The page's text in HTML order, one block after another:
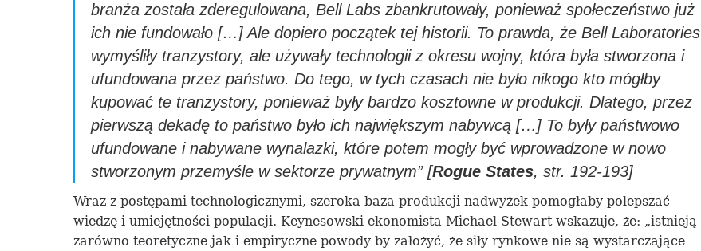
branża została zderegulowana, Bell Labs zbankrutowały, ponieważ społeczeństwo już
ich nie fundowało […]Ale dopiero początek tejhistorii. To prawda, że Bell Laboratories
wymyśliły tranzystory, ale używały technologii z okresu wojny, która była stworzona i
ufundowana przez państwo. Do tego, w tych czasach nie było nikogo kto mógłby
kupować te tranzystory, ponieważ były bardzo kosztowne wprodukcji. Dlatego, przez
pierwszą dekadę to państwo było ich największym nabywcą […] To były państwowo
ufundowane i nabywane wynalazki, które potem mogły być wprowadzone wnowo
stworzonym przemyśle w sektorze prywatnym” [Rogue States, str. 192-193]
Wraz z postępami technologicznymi, szeroka baza produkcji nadwyżek pomogłaby polepszać
wiedzę i umiejętności populacji. Keynesowski ekonomista Michael Stewart wskazuje, że: „istnieją
zarówno teoretyczne jak i empiryczne powody by założyć, że siły rynkowe nie są wystarczające